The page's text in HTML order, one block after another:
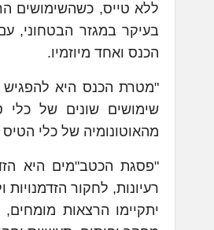
ללא טייס, כשהשימושים
בעיקר במגזר הבטחוני,
הכנס ואחד מיוזמיו.
"מטרת הכנס היא להפגיש
שימושים שונים של כלי
מהאוטונומיה של כלי
"פסגת הכטב"מים היא
רעיונות, לחקור
יתקיימו הרצאות מומחים,